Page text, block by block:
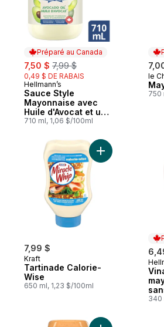
Préparé au Canada
sale:
7,50 $ , formerly:
7,99 $
0,49 $ DE RABAIS
Préparé au Canada
Hellmann’s
Sauce Style
Mayonnaise avec
Huile d'Avocat et un
Soupçon de Lime
710 ml, 1,06 $/100ml
le
750
7,99 $
Kraft
Tartinade Calorie-
Wise
650 ml, 1,23 $/100ml
Ajouter
340